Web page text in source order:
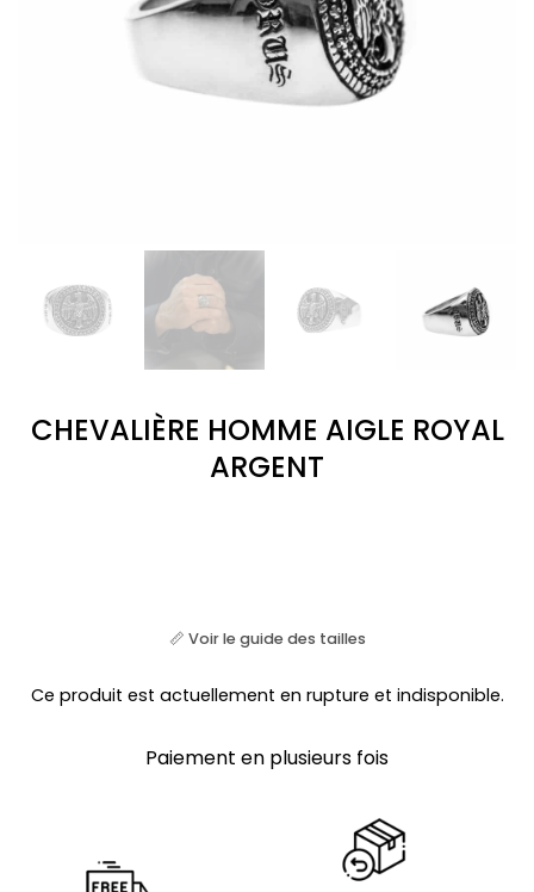
CHEVALIÈRE HOMME AIGLE ROYAL
ARGENT
📏 Voir le guide des tailles
Ce produit est actuellement en rupture et indisponible.
Paiement en plusieurs fois